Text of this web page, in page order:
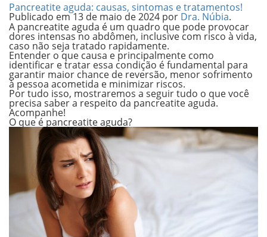
Pancreatite aguda: causas, sintomas e tratamentos!
Publicado em13 de maio de 2024 por Dra. Núbia.
A pancreatite aguda é um quadro que pode provocar
dores intensas no abdômen, inclusive com risco à vida,
caso não seja tratado rapidamente.
Entender o que causa e principalmente como
identificar e tratar essa condição é fundamental para
garantir maior chance de reversão, menor sofrimento
à pessoa acometida e minimizar riscos.
Por tudo isso, mostraremos a seguir tudo o que você
precisa saber a respeito da pancreatite aguda.
Acompanhe!
O que é pancreatite aguda?